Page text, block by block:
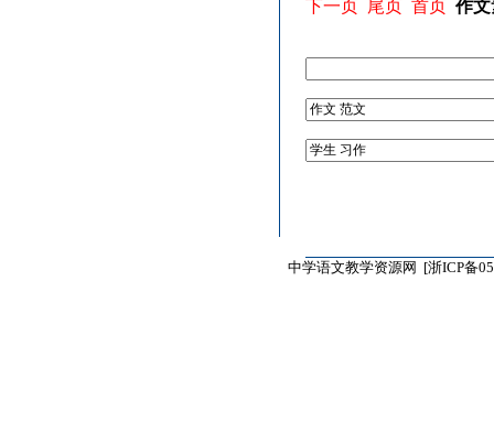
下一页 尾页 首页 作
中学语文教学资源网 [浙ICP备